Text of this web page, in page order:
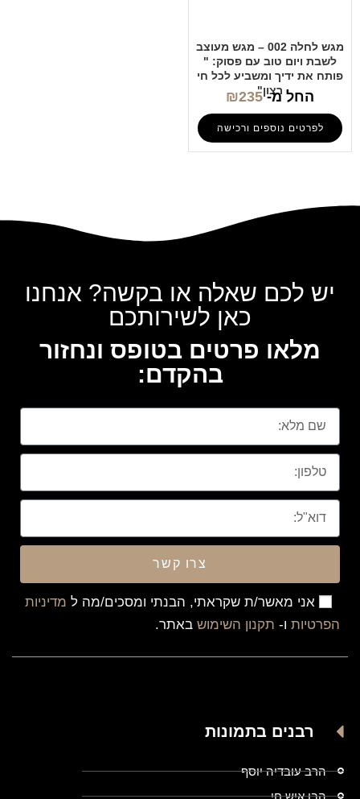
מגש לחלה 002 – מגש מעוצב
לשבת ויום טוב עם פסוק: "
פותח את ידיך ומשביע לכל חי
רצון"
החל מ- ₪235
לפרטים נוספים ורכישה
יש לכם שאלה או בקשה? אנחנו
כאן לשירותכם
מלאו פרטים בטופס ונחזור
בהקדם:
אני מאשר/ת שקראתי, הבנתי ומסכים/מה ל מדיניות
הפרטיות ו- תקנון השימוש באתר.
צרו קשר
רבנים בתמונות
הרב עובדיה יוסף
הבן איש חי